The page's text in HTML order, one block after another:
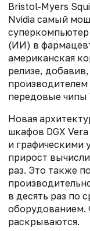
Bristol-Myers
Nvidia самый
(ИИ) в
американская
релизе,
передовые чипы
Новая
шкафов DGX
и графическими
прирост
раз. Это также
в десять раз по
оборудованием.
раскрываются.